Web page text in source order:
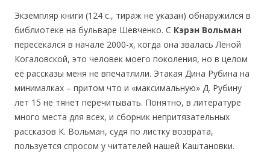
Экземпляр книги (124 с., тираж не указан) обнаружился в
библиотеке на бульваре Шевченко. С Кэрэн Вольман
пересекался в начале 2000-х, когда она звалась Леной
Когаловской, это человек моего поколения, но в целом
её рассказы меня не впечатлили. Этакая Дина Рубина на
минималках – притом что и «максимальную» Д. Рубину
лет 15 не тянет перечитывать. Понятно, в литературе
много места для всех, и сборник непритязательных
рассказов К. Вольман, судя по листку возврата,
пользуется спросом у читателей нашей Каштановки.